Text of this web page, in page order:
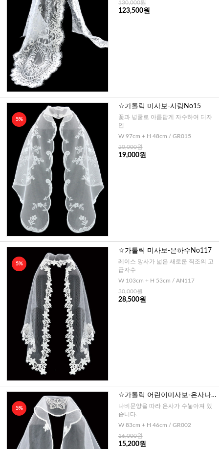
130,000원
123,500원
5%
☆가톨릭 미사보-사랑No15
꽃과 넝쿨로 아름답게 자수하여 디자
인
W 97cm + H 48cm / GR015
20,000원
19,000원
5%
☆가톨릭 미사보-은하수No117
레이스 망사가 넓은 새로운 직조의 고
급자수
W 103cm + H 53cm / AN117
30,000원
28,500원
5%
☆가톨릭 어린이미사보-은사나
비 스팽글
나비문양을 따라 은사가 수놓아져 있
습니다.
W 83cm + H 46cm / GR002
16,000원
15,200원